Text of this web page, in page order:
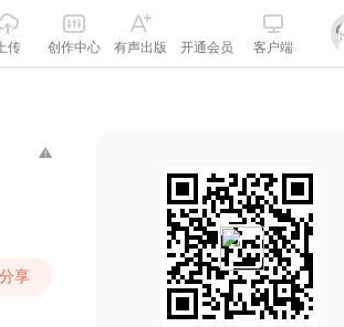
上传 创作中心 有声出版 开通会员 客户端
分享